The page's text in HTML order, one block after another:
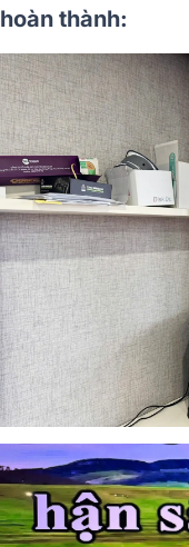
hoàn thành: